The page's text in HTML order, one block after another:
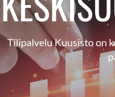
Tilipalvelu Kuusisto on